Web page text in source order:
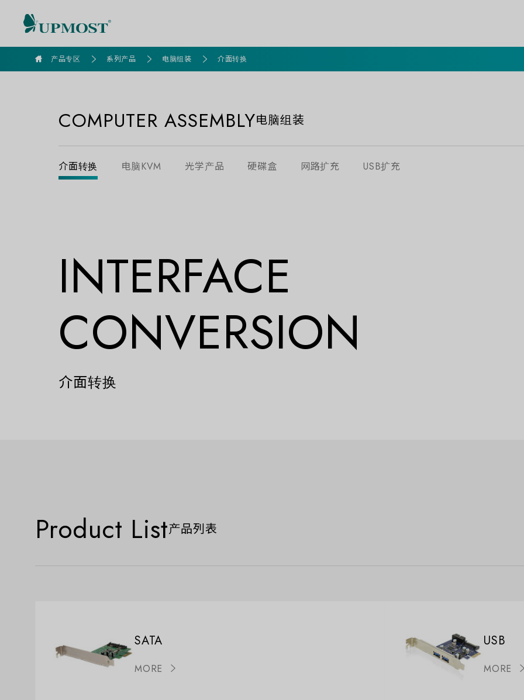
goldennet
产品专区 系列产品 电脑组装 介面转换
COMPUTER ASSEMBLY电脑组装
介面转换 电脑KVM 光学产品 硬碟盒 网路扩充 USB扩充
INTERFACE
CONVERSION
介面转换
Product List产品列表
SATA
MORE
USB
MORE